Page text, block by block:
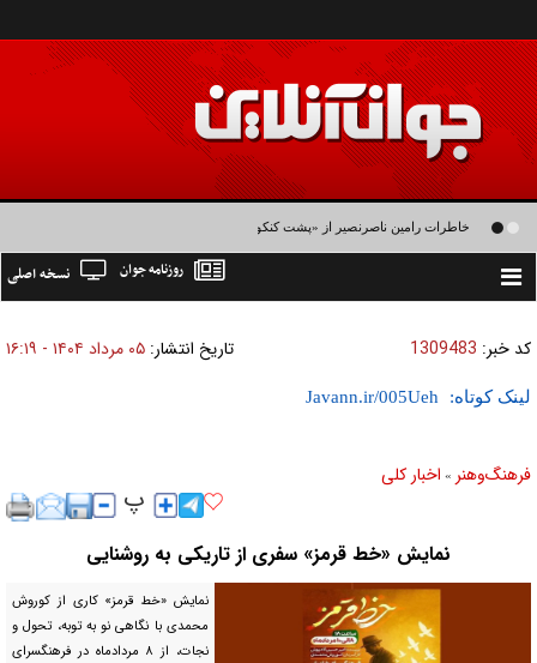
خاطرات رامین ناصرنصیر از «پشت‌ کنکوری‌ها» و رضا داوودنژاد: رضا کودک درون فعالی
Toggle
نسخه اصلی روزنامه جوان
کد خبر: 1309483 تاریخ انتشار: ۰۵ مرداد ۱۴۰۴ - ۱۶:۱۹
لینک کوتاه:
فرهنگ‌و‌هنر » اخبار كلی
نمایش «خط قرمز» سفری از تاریکی به روشنایی
نمایش «خط قرمز» کاری از کوروش
محمدی با نگاهی نو به توبه، تحول و
نجات، از ۸ مردادماه در فرهنگسرای